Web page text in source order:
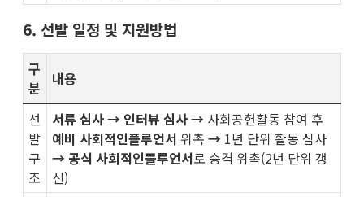
6. 선발 일정 및 지원방법
구
분
내용
선
발
구
조
서류 심사 → 인터뷰 심사 → 사회공헌활동 참여 후
예비 사회적인플루언서 위촉→ 1년 단위 활동 심사
→ 공식 사회적인플루언서로 승격 위촉(2년 단위 갱
신)